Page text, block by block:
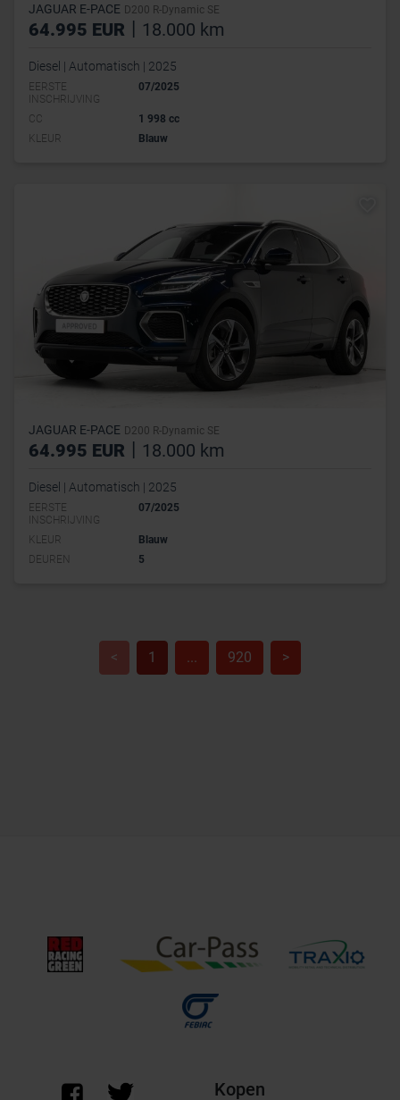
JAGUAR E-PACE D200 R-Dynamic SE
64.995 EUR | 18.000 km
Diesel | Automatisch | 2025
EERSTE
INSCHRIJVING
07/2025
CC
1 998 cc
KLEUR
Blauw
JAGUAR E-PACE D200 R-Dynamic SE
64.995 EUR 18.000 km
Diesel | Automatisch | 2025
EERSTE
INSCHRIJVING
07/2025
KLEUR
Blauw
DEUREN
5
< 1 ... 920 >
Kopen